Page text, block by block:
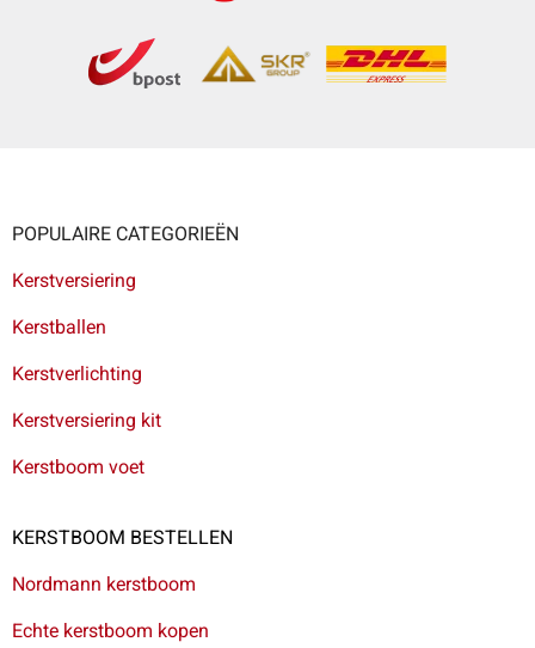
POPULAIRE CATEGORIEËN
Kerstversiering
Kerstballen
Kerstverlichting
Kerstversiering kit
Kerstboom voet
KERSTBOOM BESTELLEN
Nordmann kerstboom
Echte kerstboom kopen